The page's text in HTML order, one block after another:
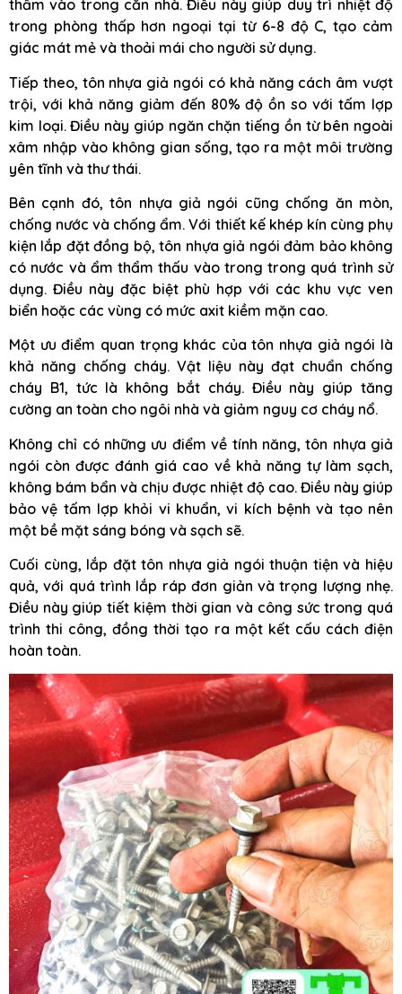
thấm vào trong căn nhà. Điều này giúp duy trì nhiệt độ
trong phòng thấp hơn ngoại tại từ 6-8 độ C, tạo cảm
giác mát mẻ và thoải mái cho người sử dụng.
Tiếp theo, tôn nhựa giả ngói có khả năng cách âm vượt
trội, với khả năng giảm đến 80% độ ồn so với tấm lợp
kim loại. Điều này giúp ngăn chặn tiếng ồn từ bên ngoài
xâm nhập vào không gian sống, tạo ra một môi trường
yên tĩnh và thư thái.
Bên cạnh đó, tôn nhựa giả ngói cũng chống ăn mòn,
chống nước và chống ẩm. Với thiết kế khép kín cùng phụ
kiện lắp đặt đồng bộ, tôn nhựa giả ngói đảm bảo không
có nước và ẩm thẩm thấu vào trong trong quá trình sử
dụng. Điều này đặc biệt phù hợp với các khu vực ven
biển hoặc các vùng có mức axit kiềm mặn cao.
Một ưu điểm quan trọng khác của tôn nhựa giả ngói là
khả năng chống cháy. Vật liệu này đạt chuẩn chống
cháy B1, tức là không bắt cháy. Điều này giúp tăng
cường an toàn cho ngôi nhà và giảm nguy cơ cháy nổ.
Không chỉ có những ưu điểm về tính năng, tôn nhựa giả
ngói còn được đánh giá cao về khả năng tự làm sạch,
không bám bẩn và chịu được nhiệt độ cao. Điều này giúp
bảo vệ tấm lợp khỏi vi khuẩn, vi kích bệnh và tạo nên
một bề mặt sáng bóng và sạch sẽ.
Cuối cùng, lắp đặt tôn nhựa giả ngói thuận tiện và hiệu
quả, với quá trình lắp ráp đơn giản và trọng lượng nhẹ.
Điều này giúp tiết kiệm thời gian và công sức trong quá
trình thi công, đồng thời tạo ra một kết cấu cách điện
hoàn toàn.